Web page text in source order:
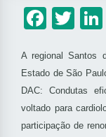
A regional Santos
Estado de São
DAC: Condutas
voltado para
participação de